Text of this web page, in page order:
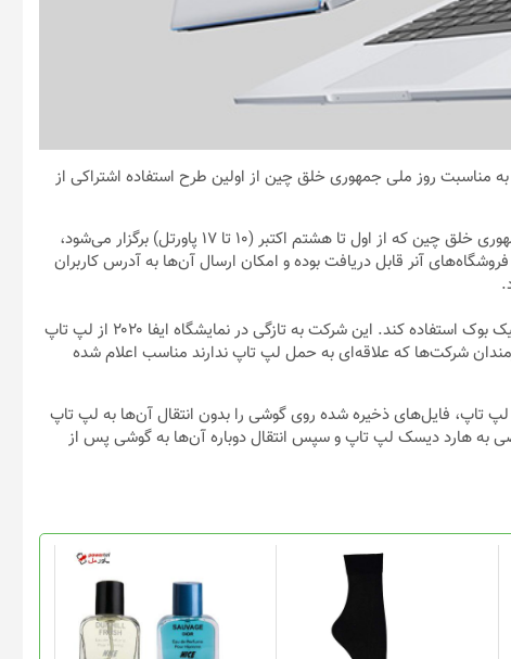
روز ملی جمهوری خلق چین از اولین طرح استفاده اشتراکی از
مردم چین می‌توانند به مناسبت تعطیلات یک هفته‌ای روز ملی جمهوری خلق چین که از اول تا هشتم اکتبر (۱۰ تا ۱۷ پاورتل) برگزار می‌شود،
آنر قابل دریافت بوده و امکان ارسال آن‌ها به آدرس کاربران
آنر احتمالاً قصد دارد از این فرصت برای تبلیغ محصولات سری مجیک بوک استفاده کند. این شرکت به تازگی در نمایشگاه ایفا ۲۰۲۰ از لپ تاپ
برای کارمندان شرکت‌ها که علاقه‌ای به حمل لپ تاپ ندارند مناسب اعلام شده
تاپ، فایل‌های ذخیره شده روی گوشی را بدون انتقال آن‌ها به لپ تاپ
به هارد دیسک لپ تاپ و سپس انتقال دوباره آن‌ها به گوشی پس از
این
محصول
دارای
انواع